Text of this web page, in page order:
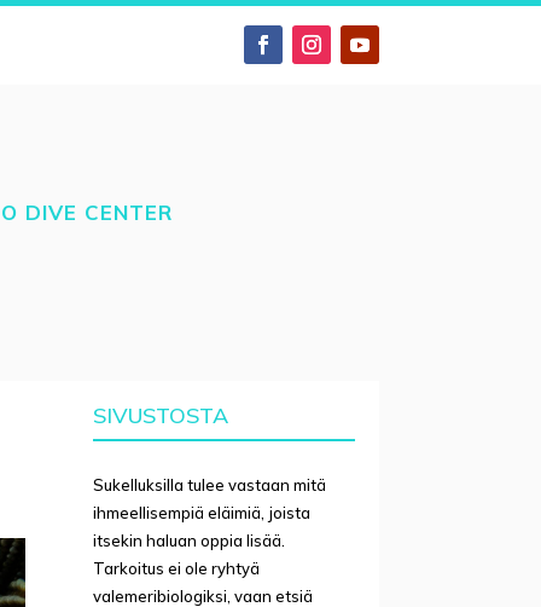
DIVE CENTER
SIVUSTOSTA
Sukelluksilla tulee vastaan mitä
ihmeellisempiä eläimiä, joista
itsekin haluan oppia lisää.
Tarkoitus ei ole ryhtyä
valemeribiologiksi, vaan etsiä